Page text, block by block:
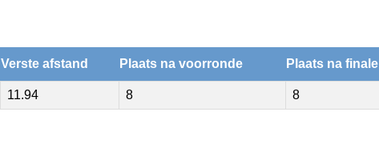
Verste afstand Plaats na voorronde Plaats na finale
11.94 8 8